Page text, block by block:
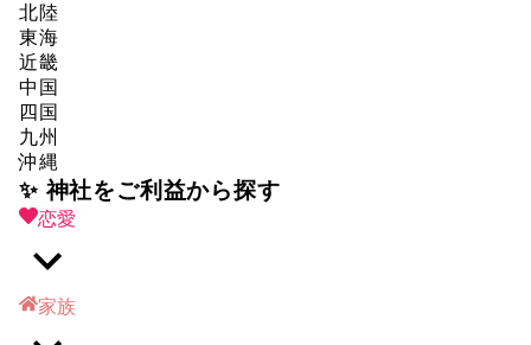
北陸
東海
近畿
中国
四国
九州
沖縄
✨ 神社をご利益から探す
恋愛
家族